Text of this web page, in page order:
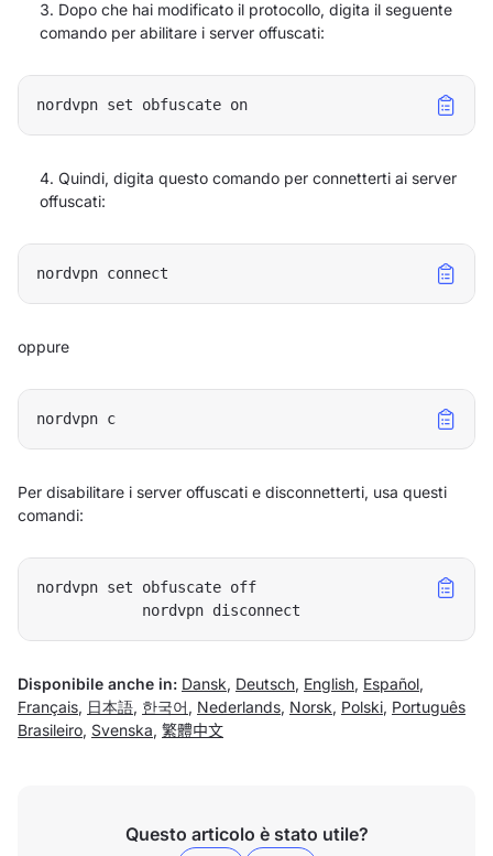
Dopo che hai modificato il protocollo, digita il seguente
comando per abilitare i server offuscati:
nordvpn set obfuscate on
Quindi, digita questo comando per connetterti ai server
offuscati:
nordvpn connect
oppure
nordvpn c
Per disabilitare i server offuscati e disconnetterti, usa questi
comandi:
nordvpn set obfuscate off
			nordvpn disconnect
Disponibile anche in: Dansk, Deutsch, English, Español,
Français, 日本語, 한국어 , Nederlands, Norsk, Polski, Português
Brasileiro, Svenska, 繁體中文
Questo articolo è stato utile?